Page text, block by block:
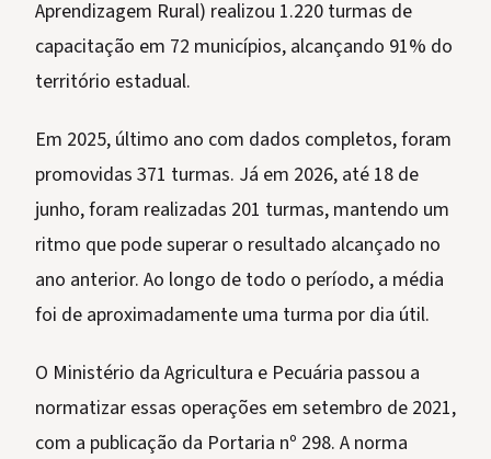
Aprendizagem Rural) realizou 1.220 turmas de
capacitação em 72 municípios, alcançando 91% do
território estadual.
Em 2025, último ano com dados completos, foram
promovidas 371 turmas. Já em 2026, até 18 de
junho, foram realizadas 201 turmas, mantendo um
ritmo que pode superar o resultado alcançado no
ano anterior. Ao longo de todo o período, a média
foi de aproximadamente uma turma por dia útil.
O Ministério da Agricultura e Pecuária passou a
normatizar essas operações em setembro de 2021,
com a publicação da Portaria nº 298. A norma